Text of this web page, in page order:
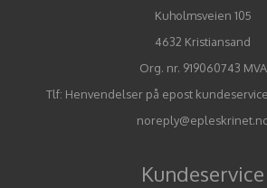
Kuholmsveien 105
4632 Kristiansand
Org. nr. 919060743 MVA
Tlf: Henvendelser på epost
Kundeservice